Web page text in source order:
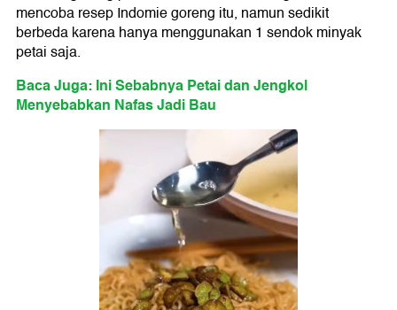
mencoba resep Indomie goreng itu, namun sedikit
berbeda karena hanya menggunakan 1 sendok minyak
petai saja.
Baca Juga: Ini Sebabnya Petai dan Jengkol
Menyebabkan Nafas Jadi Bau